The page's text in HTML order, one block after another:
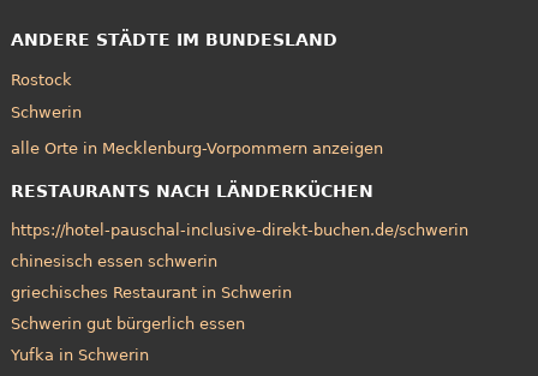
ANDERE STÄDTE IM BUNDESLAND
Rostock
Schwerin
alle Orte in Mecklenburg-Vorpommern anzeigen
RESTAURANTS NACH LÄNDERKÜCHEN
https://hotel-pauschal-inclusive-direkt-buchen.de/schwerin
chinesisch essen schwerin
griechisches Restaurant in Schwerin
Schwerin gut bürgerlich essen
Yufka in Schwerin